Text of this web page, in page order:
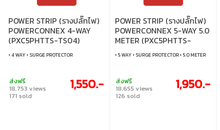
POWER STRIP (รางปลั๊กไฟ)
POWERCONNEX 4-WAY
(PXC5PHTTS-TS04)
• 4 WAY • SURGE PROTECTOR
ส่งฟรี
18,753 views
171 sold
1,550.-
POWER STRIP (รางปลั๊กไฟ)
POWERCONNEX 5-WAY 5.0
METER (PXC5PHTTS-
TS05-5)
• 5 WAY • SURGE PROTECTOR • 5.0 METER
ส่งฟรี
18,655 views
126 sold
1,950.-